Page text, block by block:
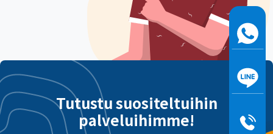
Tutustu suositeltuihin
palveluihimme!